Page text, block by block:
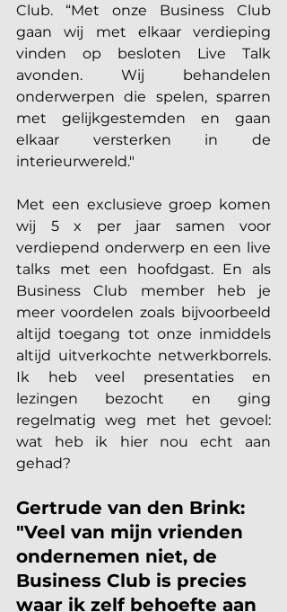
Club. “Met onze Business Club
gaan wij met elkaar verdieping
vinden op besloten Live Talk
avonden. Wij behandelen
onderwerpen die spelen, sparren
met gelijkgestemden en gaan
elkaar versterken in de
interieurwereld."
Met een exclusieve groep komen
wij 5 x per jaar samen voor
verdiepend onderwerp en een live
talks met een hoofdgast. En als
Business Club member heb je
meer voordelen zoals bijvoorbeeld
altijd toegang tot onze inmiddels
altijd uitverkochte netwerkborrels.
Ik heb veel presentaties en
lezingen bezocht en ging
regelmatig weg met het gevoel:
wat heb ik hier nou echt aan
gehad?
Gertrude van den Brink:
"Veel van mijn vrienden
ondernemen niet, de
Business Club is precies
waar ik zelf behoefte aan